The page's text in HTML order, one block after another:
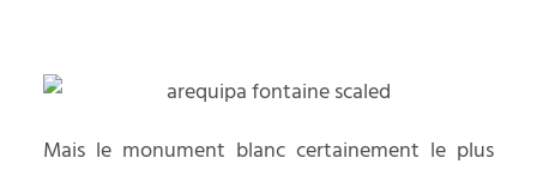
Mais le monument blanc certainement le plus